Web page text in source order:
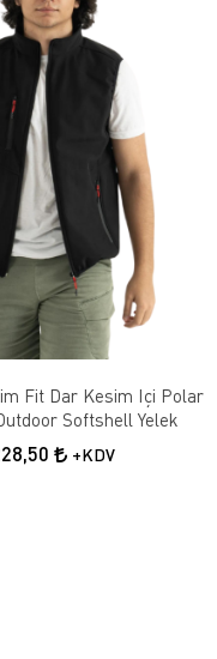
Fit Dar Kesim Içi Polar
Softshell Yelek
+KDV